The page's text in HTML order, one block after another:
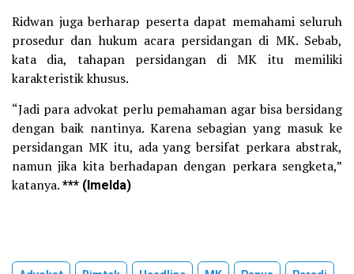
Ridwan juga berharap peserta dapat memahami seluruh
prosedur dan hukum acara persidangan di MK. Sebab,
kata dia, tahapan persidangan di MK itu memiliki
karakteristik khusus.
“Jadi para advokat perlu pemahaman agar bisa bersidang
dengan baik nantinya. Karena sebagian yang masuk ke
persidangan MK itu, ada yang bersifat perkara abstrak,
namun jika kita berhadapan dengan perkara sengketa,”
katanya.*** (Imelda)